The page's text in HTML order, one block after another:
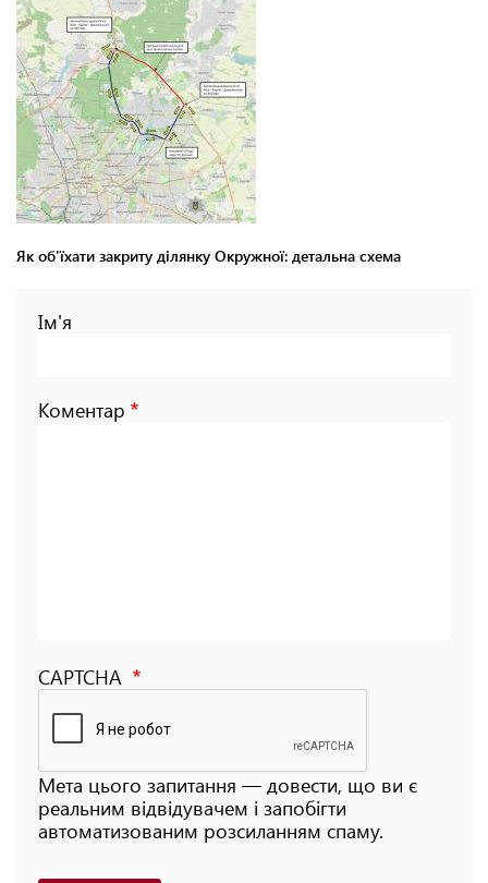
Як об'їхати закриту ділянку Окружної: детальна схема
Ім'я
Коментар
CAPTCHA
Мета цього запитання — довести, що ви є
реальним відвідувачем і запобігти
автоматизованим розсиланням спаму.